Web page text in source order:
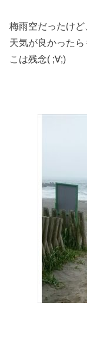
梅雨空だったけ
天気が良かった
こは残念( ;∀;)